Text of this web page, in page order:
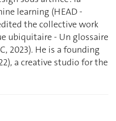
learning (HEAD -
the collective work
ubiquitaire - Un glossaire
2023). He is a founding
a creative studio for the